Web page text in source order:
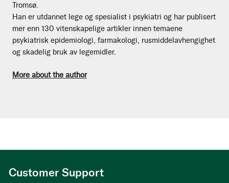
Tromsø.
Han er utdannet lege og spesialist i psykiatri og har publisert
mer enn 130 vitenskapelige artikler innen temaene
psykiatrisk epidemiologi, farmakologi, rusmiddelavhengighet
og skadelig bruk av legemidler.
More about the author
Customer Support